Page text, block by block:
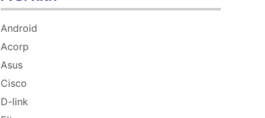
Android
Acorp
Asus
Cisco
D-link